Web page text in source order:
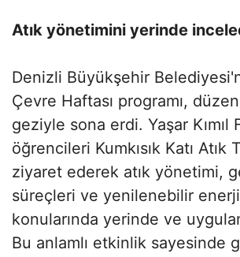
Atık yönetimini yerinde
Denizli Büyükşehir
Çevre Haftası programı,
geziyle sona erdi. Yaşar Kımıl
öğrencileri Kumkısık Katı Atık
ziyaret ederek atık yönetimi,
süreçleri ve yenilenebilir
konularında yerinde ve
Bu anlamlı etkinlik sayesinde